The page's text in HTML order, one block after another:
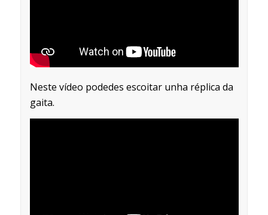
Neste vídeo podedes escoitar unha réplica da
gaita.